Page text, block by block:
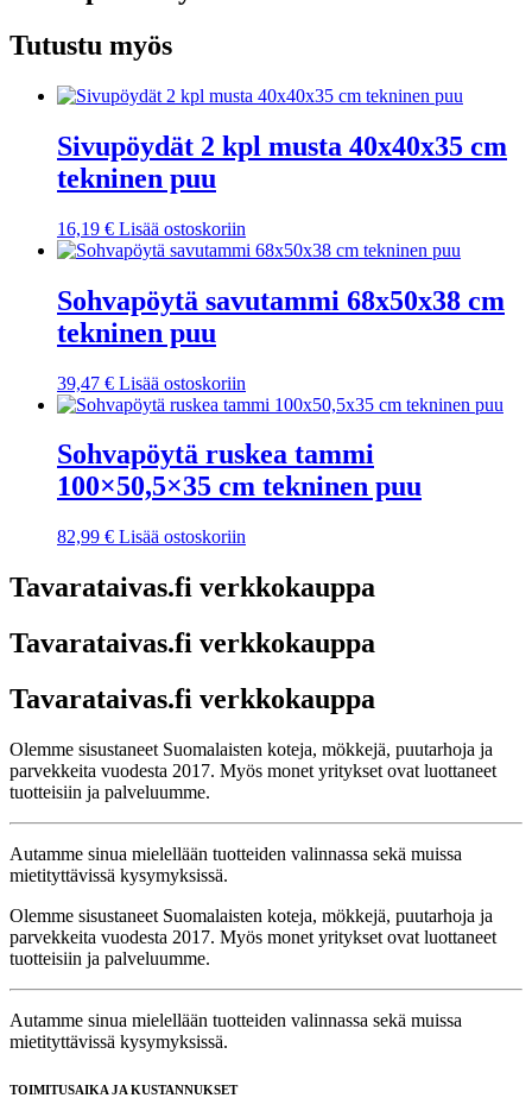
Tutustu myös
Sivupöydät 2 kpl musta 40x40x35 cm
tekninen puu
16,19 € Lisää ostoskoriin
Sohvapöytä savutammi 68x50x38 cm
tekninen puu
39,47 € Lisää ostoskoriin
Sohvapöytä ruskea tammi
100×50,5×35 cm tekninen puu
82,99 € Lisää ostoskoriin
Tavarataivas.fi verkkokauppa
Tavarataivas.fi verkkokauppa
Tavarataivas.fi verkkokauppa
Olemme sisustaneet Suomalaisten koteja, mökkejä, puutarhoja ja
parvekkeita vuodesta 2017. Myös monet yritykset ovat luottaneet
tuotteisiin ja palveluumme.
Autamme sinua mielellään tuotteiden valinnassa sekä muissa
mietityttävissä kysymyksissä.
Olemme sisustaneet Suomalaisten koteja, mökkejä, puutarhoja ja
parvekkeita vuodesta 2017. Myös monet yritykset ovat luottaneet
tuotteisiin ja palveluumme.
Autamme sinua mielellään tuotteiden valinnassa sekä muissa
mietityttävissä kysymyksissä.
TOIMITUSAIKA JA KUSTANNUKSET